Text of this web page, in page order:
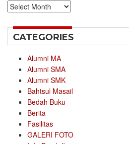
Archives
CATEGORIES
Alumni MA
Alumni SMA
Alumni SMK
Bahtsul Masail
Bedah Buku
Berita
Fasilitas
GALERI FOTO